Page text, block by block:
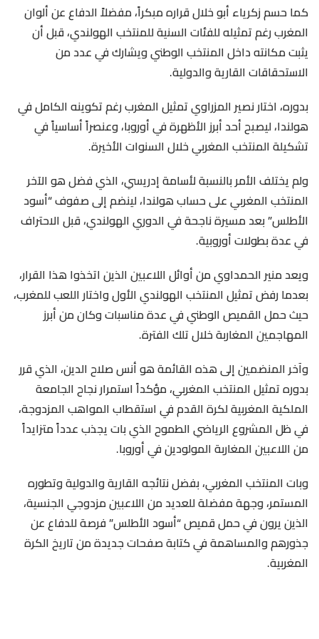
كما حسم زكرياء أبو خلال قراره مبكراً، مفضلاً الدفاع عن ألوان
المغرب رغم تمثيله للفئات السنية للمنتخب الهولندي، قبل أن
يثبت مكانته داخل المنتخب الوطني ويشارك في عدد من
الاستحقاقات القارية والدولية.
بدوره، اختار نصير المزراوي تمثيل المغرب رغم تكوينه الكامل في
هولندا، ليصبح أحد أبرز الأظهرة في أوروبا، وعنصراً أساسياً في
تشكيلة المنتخب المغربي خلال السنوات الأخيرة.
ولم يختلف الأمر بالنسبة لأسامة إدريسي، الذي فضل هو الآخر
المنتخب المغربي على حساب هولندا، لينضم إلى صفوف “أسود
الأطلس” بعد مسيرة ناجحة في الدوري الهولندي، قبل الاحتراف
في عدة بطولات أوروبية.
ويعد منير الحمداوي من أوائل اللاعبين الذين اتخذوا هذا القرار،
بعدما رفض تمثيل المنتخب الهولندي الأول واختار اللعب للمغرب،
حيث حمل القميص الوطني في عدة مناسبات وكان من أبرز
المهاجمين المغاربة خلال تلك الفترة.
وآخر المنضمين إلى هذه القائمة هو أنس صلاح الدين، الذي قرر
بدوره تمثيل المنتخب المغربي، مؤكداً استمرار نجاح الجامعة
الملكية المغربية لكرة القدم في استقطاب المواهب المزدوجة،
في ظل المشروع الرياضي الطموح الذي بات يجذب عدداً متزايداً
من اللاعبين المغاربة المولودين في أوروبا.
وبات المنتخب المغربي، بفضل نتائجه القارية والدولية وتطوره
المستمر، وجهة مفضلة للعديد من اللاعبين مزدوجي الجنسية،
الذين يرون في حمل قميص “أسود الأطلس” فرصة للدفاع عن
جذورهم والمساهمة في كتابة صفحات جديدة من تاريخ الكرة
المغربية.